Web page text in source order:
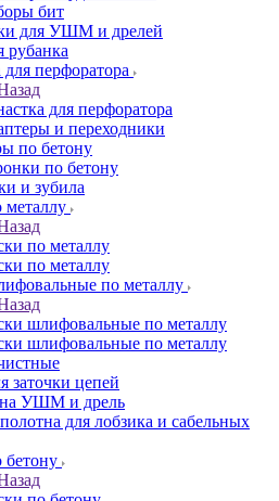
бит
для УШМ и дрелей
перфоратора
для перфоратора
и переходники
по бетону
по бетону
и зубила
по металлу
по металлу
по металлу
шлифовальные по металлу
шлифовальные по металлу
заточки цепей
УШМ и дрель
для лобзика и сабельных
бетону